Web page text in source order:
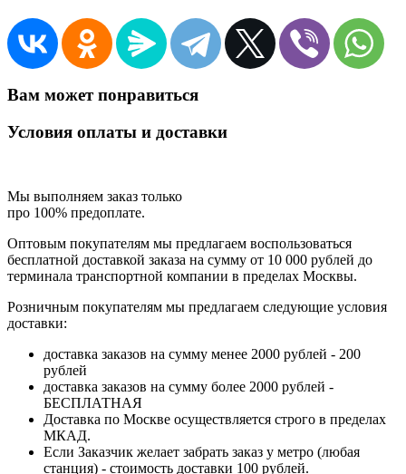
Вам может понравиться
Условия оплаты и доставки
Мы выполняем заказ только
про 100% предоплате.
Оптовым покупателям мы предлагаем воспользоваться
бесплатной доставкой заказа на сумму от 10 000 рублей до
терминала транспортной компании в пределах Москвы.
Розничным покупателям мы предлагаем следующие условия
доставки:
доставка заказов на сумму менее 2000 рублей - 200
рублей
доставка заказов на сумму более 2000 рублей -
БЕСПЛАТНАЯ
Доставка по Москве осуществляется строго в пределах
МКАД.
Если Заказчик желает забрать заказ у метро (любая
станция) - стоимость доставки 100 рублей.